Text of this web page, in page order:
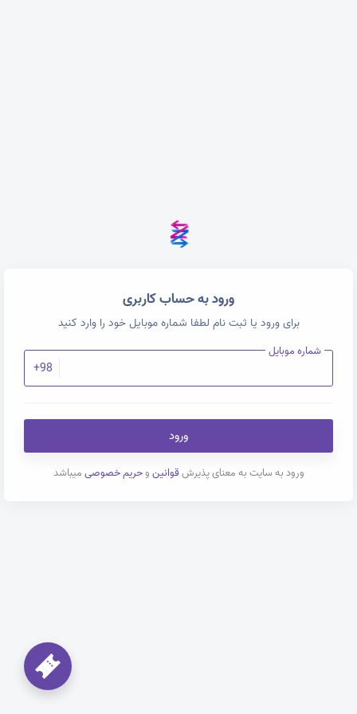
ورود به حساب کاربری
برای ورود یا ثبت نام لطفا شماره موبایل خود را وارد کنید
شماره موبایل
+98
ورود
ورود به سایت به معنای پذیرشقوانینوحریم خصوصیمیباشد